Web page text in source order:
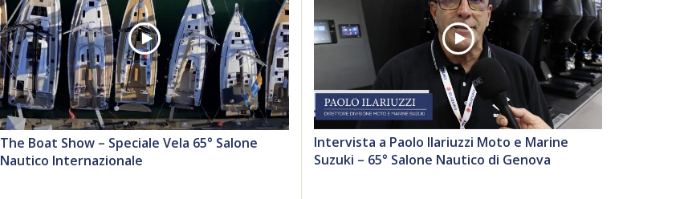
The Boat Show – Speciale Vela 65° Salone
Nautico Internazionale
Intervista a Paolo Ilariuzzi Moto e Marine
Suzuki – 65° Salone Nautico di Genova